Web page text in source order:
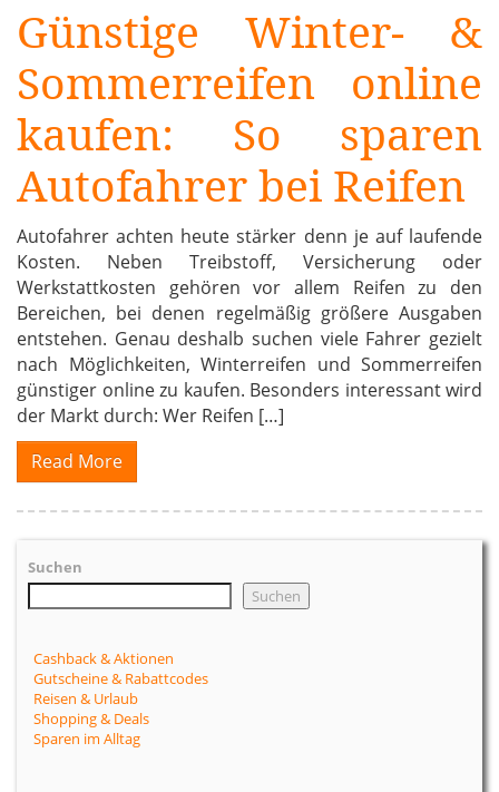
Günstige Winter- &
Sommerreifen online
kaufen: So sparen
Autofahrer bei Reifen
Autofahrer achten heute stärker denn je auf laufende
Kosten. Neben Treibstoff, Versicherung oder
Werkstattkosten gehören vor allem Reifen zu den
Bereichen, bei denen regelmäßig größere Ausgaben
entstehen. Genau deshalb suchen viele Fahrer gezielt
nach Möglichkeiten, Winterreifen und Sommerreifen
günstiger online zu kaufen. Besonders interessant wird
der Markt durch: Wer Reifen […]
Read More
Suchen
Suchen
Cashback & Aktionen
Gutscheine & Rabattcodes
Reisen & Urlaub
Shopping & Deals
Sparen im Alltag